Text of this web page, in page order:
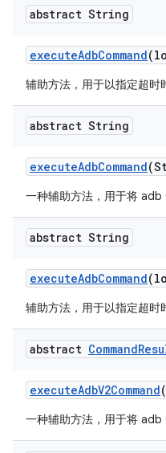
abstract String
executeAdbCommand
辅助方法，用于以指定超时
abstract String
executeAdbCommand
一种辅助方法，用于将 adb
abstract String
executeAdbCommand
辅助方法，用于以指定超时
abstract Command
executeAdbV2Command
一种辅助方法，用于将 adb